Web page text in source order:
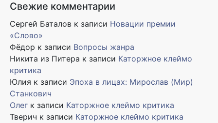
Свежие комментарии
Сергей Баталов к записи Новации премии
«Слово»
Фёдор к записи Вопросы жанра
Никита из Питера к записи Каторжное клеймо
критика
Юлия к записи Эпоха в лицах: Мирослав (Мир)
Станкович
Олег к записи Каторжное клеймо критика
Тверич к записи Каторжное клеймо критика